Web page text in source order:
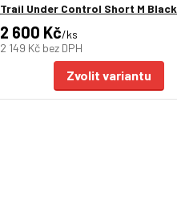
Trail Under Control Short M Black
2 600 Kč/ks
2 149 Kč bez DPH
Zvolit variantu